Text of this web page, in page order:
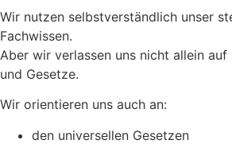
Wir nutzen selbstverständlich unser
Fachwissen.
Aber wir verlassen uns nicht allein auf
und Gesetze.
Wir orientieren uns auch an:
den universellen Gesetzen